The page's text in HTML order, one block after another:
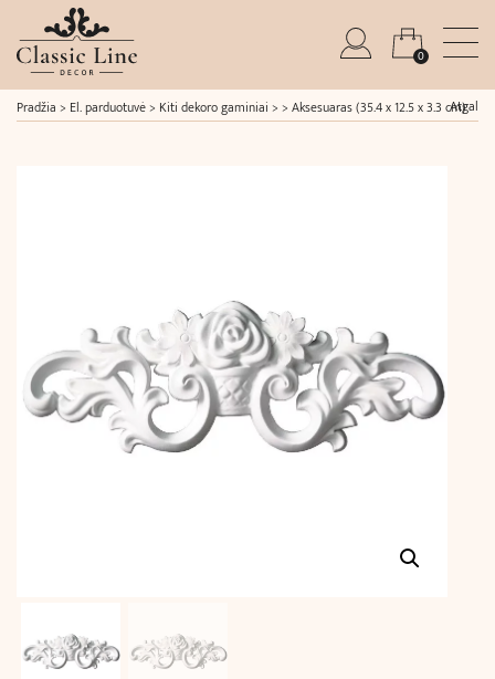
0
Pradžia > El. parduotuvė> Kiti dekoro gaminiai > > Aksesuaras (35.4 x 12.5 x 3.3 cm)
Atgal